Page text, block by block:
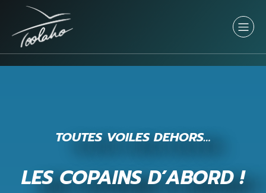
TOUTES VOILES DEHORS…
LES COPAINS D’ABORD !